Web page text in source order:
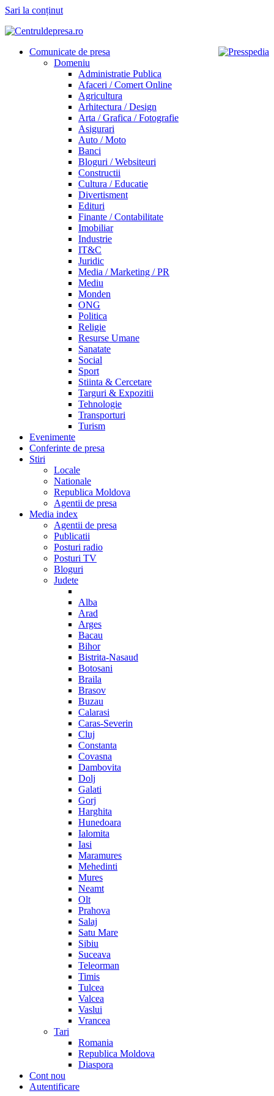
Sari la conținut
Comunicate de presa
Domeniu
Administratie Publica
Afaceri / Comert Online
Agricultura
Arhitectura / Design
Arta / Grafica / Fotografie
Asigurari
Auto / Moto
Banci
Bloguri / Websiteuri
Constructii
Cultura / Educatie
Divertisment
Edituri
Finante / Contabilitate
Imobiliar
Industrie
IT&C
Juridic
Media / Marketing / PR
Mediu
Monden
ONG
Politica
Religie
Resurse Umane
Sanatate
Social
Sport
Stiinta & Cercetare
Targuri & Expozitii
Tehnologie
Transporturi
Turism
Evenimente
Conferinte de presa
Stiri
Locale
Nationale
Republica Moldova
Agentii de presa
Media index
Agentii de presa
Publicatii
Posturi radio
Posturi TV
Bloguri
Judete
Alba
Arad
Arges
Bacau
Bihor
Bistrita-Nasaud
Botosani
Braila
Brasov
Buzau
Calarasi
Caras-Severin
Cluj
Constanta
Covasna
Dambovita
Dolj
Galati
Gorj
Harghita
Hunedoara
Ialomita
Iasi
Maramures
Mehedinti
Mures
Neamt
Olt
Prahova
Salaj
Satu Mare
Sibiu
Suceava
Teleorman
Timis
Tulcea
Valcea
Vaslui
Vrancea
Tari
Romania
Republica Moldova
Diaspora
Cont nou
Autentificare